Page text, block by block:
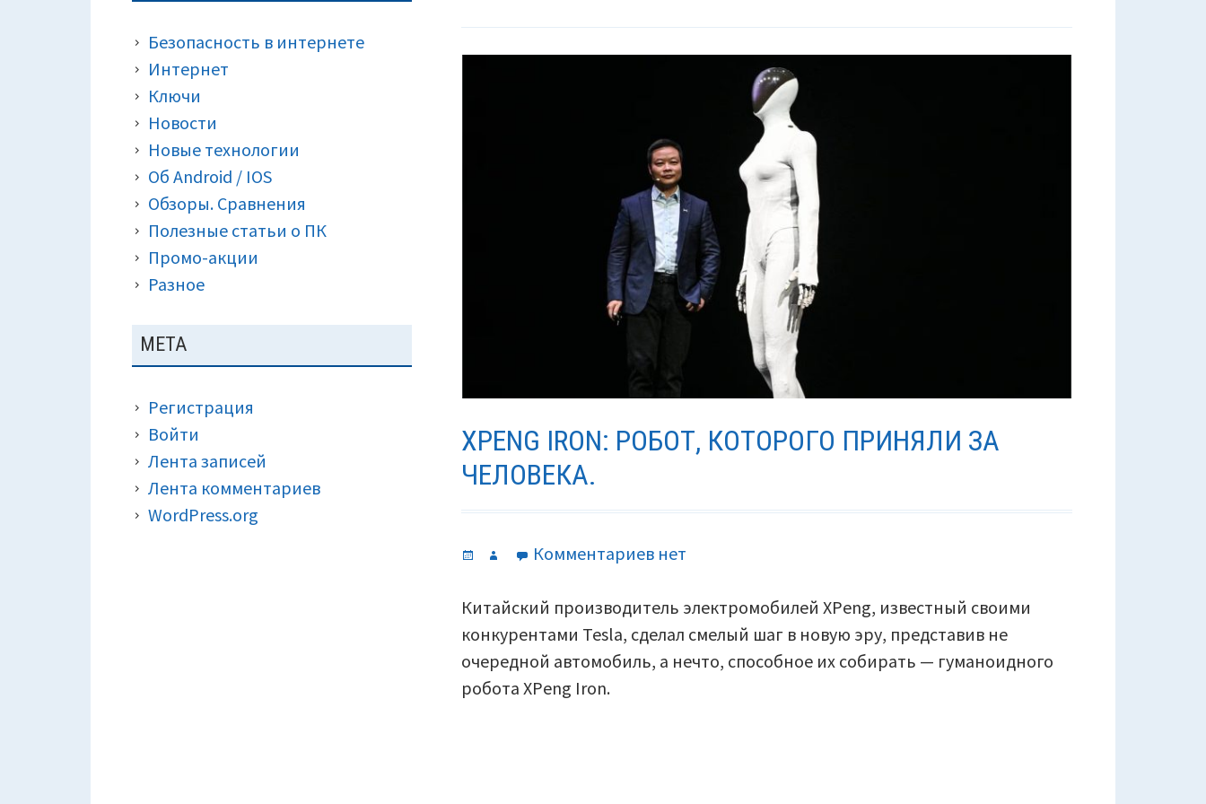
КРОШКИ)
XPENG IRON: РОБОТ, КОТОРОГО ПРИНЯЛИ ЗА
ЧЕЛОВЕКА.
Опубликовано
Автор Комментариевк
XPeng
Iron:
Робот,
нет
Китайский производитель электромобилей XPeng, известный своими
конкурентами Tesla, сделал смелый шаг в новую эру, представив не
очередной автомобиль, а нечто, способное их собирать — гуманоидного
робота XPeng Iron.
ПАНЕЛЬ
Безопасность в интернете
Интернет
Ключи
Новости
Новые технологии
Об Android / IOS
Обзоры. Сравнения
Полезные статьи о ПК
Промо-акции
Разное
МЕТА
Регистрация
Войти
Лента записей
Лента комментариев
WordPress.org